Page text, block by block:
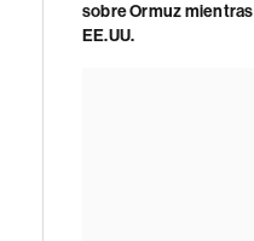
sobre Ormuz
EE.UU.